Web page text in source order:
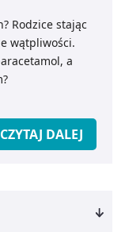
Rodzice stając
wątpliwości.
a
CZYTAJ DALEJ